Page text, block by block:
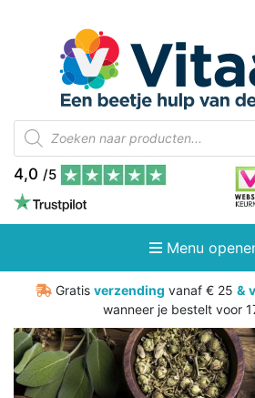
Producten
zoeken
4,0 /5
Menu
Gratis verzending vanaf € 25 &
wanneer je bestelt voor